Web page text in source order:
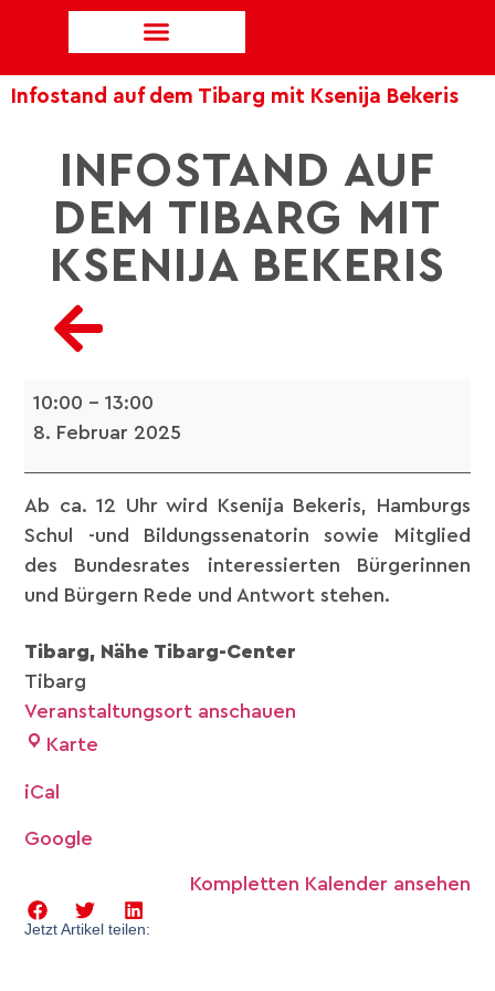
Infostand auf dem Tibarg mit Ksenija Bekeris
INFOSTAND AUF
DEM TIBARG MIT
KSENIJA BEKERIS
10:00 –13:00
8. Februar 2025
Ab ca. 12 Uhr wird Ksenija Bekeris, Hamburgs
Schul -und Bildungssenatorin sowie Mitglied
des Bundesrates interessierten Bürgerinnen
und Bürgern Rede und Antwort stehen.
Tibarg, Nähe Tibarg-Center
Tibarg
Veranstaltungsort anschauen
Karte
iCal
Google
Kompletten Kalender ansehen
Jetzt Artikel teilen: